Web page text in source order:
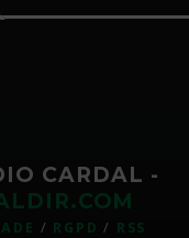
CARDAL -
RGPD RSS